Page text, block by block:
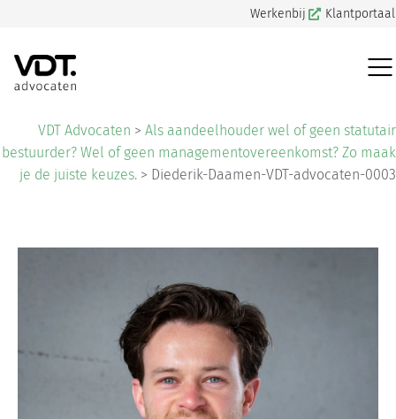
Werkenbij Klantportaal
VDT Advocaten > Als aandeelhouder wel of geen statutair
bestuurder? Wel of geen managementovereenkomst? Zo maak
je de juiste keuzes. > Diederik-Daamen-VDT-advocaten-0003